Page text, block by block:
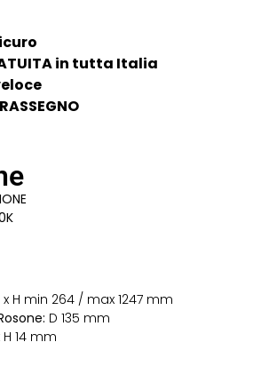
in tutta Italia
x H min 264 / max 1247 mm
D 135 mm
14 mm